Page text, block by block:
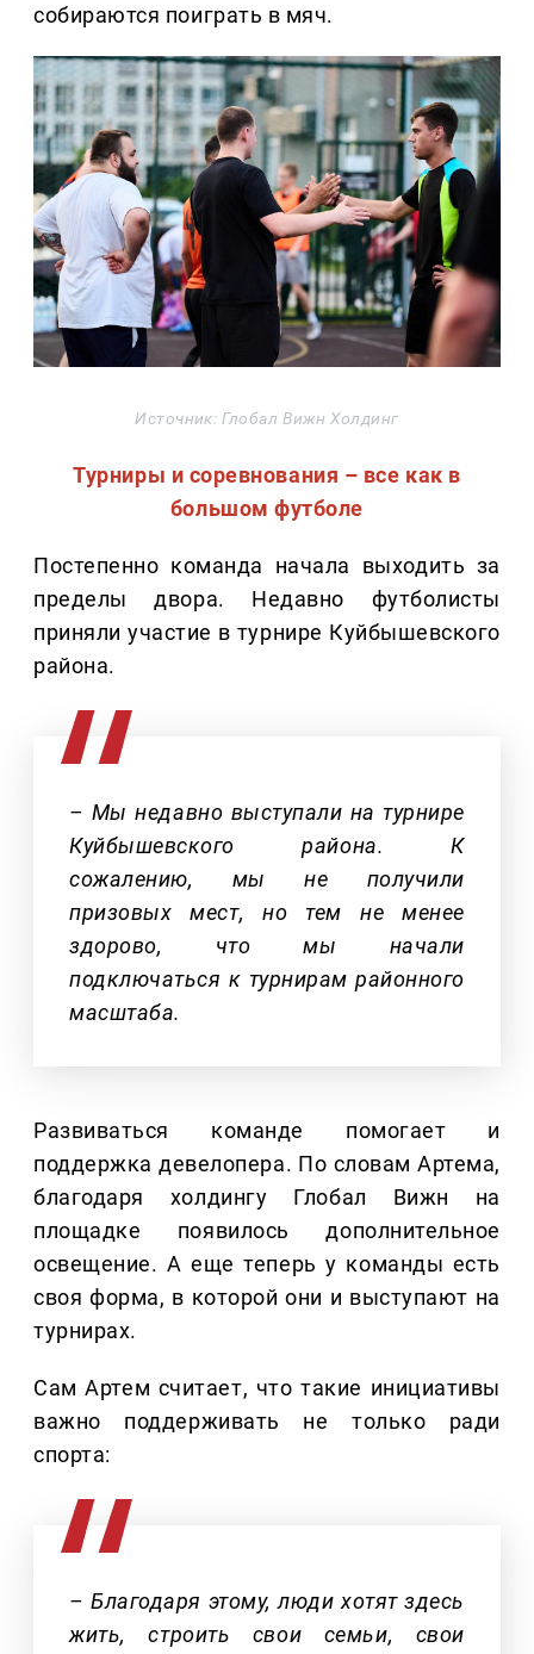
собираются поиграть в мяч.
Источник: Глобал Вижн Холдинг
Турниры и соревнования – все как в
большом футболе
Постепенно команда начала выходить за
пределы двора. Недавно футболисты
приняли участие в турнире Куйбышевского
района.
– Мы недавно выступали на турнире
Куйбышевского района. К
сожалению, мы не получили
призовых мест, но тем не менее
здорово, что мы начали
подключаться к турнирам районного
масштаба.
Развиваться команде помогает и
поддержка девелопера. По словам Артема,
благодаря холдингу Глобал Вижн на
площадке появилось дополнительное
освещение. А еще теперь у команды есть
своя форма, в которой они и выступают на
турнирах.
Сам Артем считает, что такие инициативы
важно поддерживать не только ради
спорта:
– Благодаря этому, люди хотят здесь
жить, строить свои семьи, свои